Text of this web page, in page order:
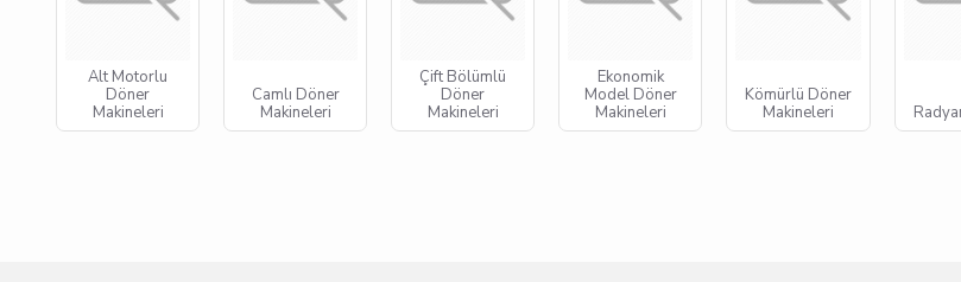
Alt Motorlu
Döner
Makineleri
Camlı Döner
Makineleri
Çift Bölümlü
Döner
Makineleri
Ekonomik
Model Döner
Makineleri
Kömürlü Döner
Makineleri